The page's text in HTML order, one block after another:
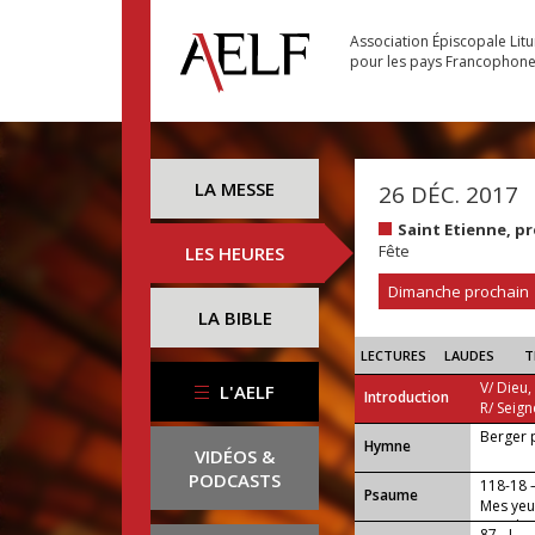
Association Épiscopale
pour les pays
LA MESSE
LES HEURES
LA BIBLE
L'AELF
VIDÉOS &
PODCASTS
26 DÉC. 2017
Saint Etienne,
Fête
Dimanche prochain
LECTURES LAUDES
Introduction
V/
R/
...
Hymne Berger
Psaume
118-18
Mes